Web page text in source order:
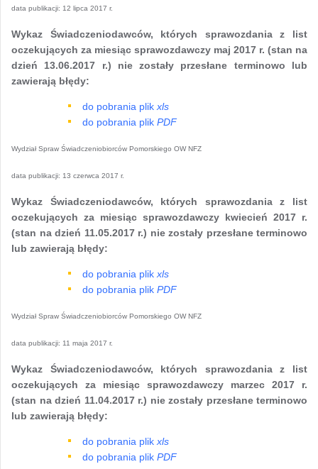
data publikacji: 12 lipca 2017 r.
Wykaz Świadczeniodawców, których sprawozdania z list
oczekujących za miesiąc sprawozdawczy maj 2017 r. (stan na
dzień 13.06.2017 r.) nie zostały przesłane terminowo lub
zawierają błędy:
do pobrania plik xls
do pobrania plik PDF
Wydział Spraw Świadczeniobiorców Pomorskiego OW NFZ
data publikacji: 13 czerwca 2017 r.
Wykaz Świadczeniodawców, których sprawozdania z list
oczekujących za miesiąc sprawozdawczy kwiecień 2017 r.
(stan na dzień 11.05.2017 r.) nie zostały przesłane terminowo
lub zawierają błędy:
do pobrania plik xls
do pobrania plik PDF
Wydział Spraw Świadczeniobiorców Pomorskiego OW NFZ
data publikacji: 11 maja 2017 r.
Wykaz Świadczeniodawców, których sprawozdania z list
oczekujących za miesiąc sprawozdawczy marzec 2017 r.
(stan na dzień 11.04.2017 r.) nie zostały przesłane terminowo
lub zawierają błędy:
do pobrania plik xls
do pobrania plik PDF